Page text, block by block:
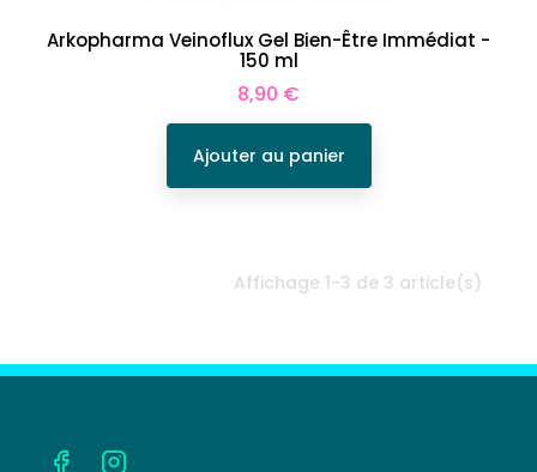
Arkopharma Veinoflux Gel Bien-Être Immédiat -
150 ml
Prix
8,90 €
Ajouter au panier
Affichage 1-3 de 3 article(s)